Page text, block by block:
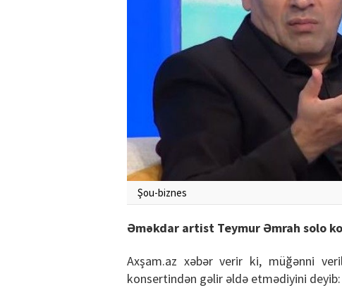
Şou-biznes
Əməkdar artist Teymur Əmrah solo
Axşam.az xəbər verir ki, müğənni
konsertindən gəlir əldə etmədiyini deyib: